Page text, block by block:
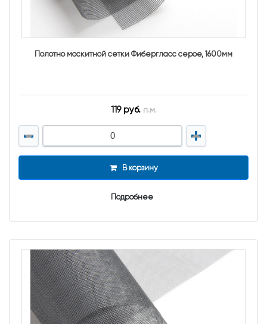
Полотно москитной сетки Фибергласс серое, 1600мм
119 руб. п.м.
В корзину
Подробнее